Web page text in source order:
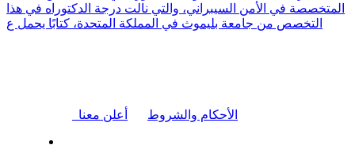
المتخصصة في الأمن السيبراني، والتي نالت درجة الدكتوراه في هذا
التخصص من جامعة بليموث في المملكة المتحدة، كتابًا يحمل ع
أعلن معنا الأحكام والشروط